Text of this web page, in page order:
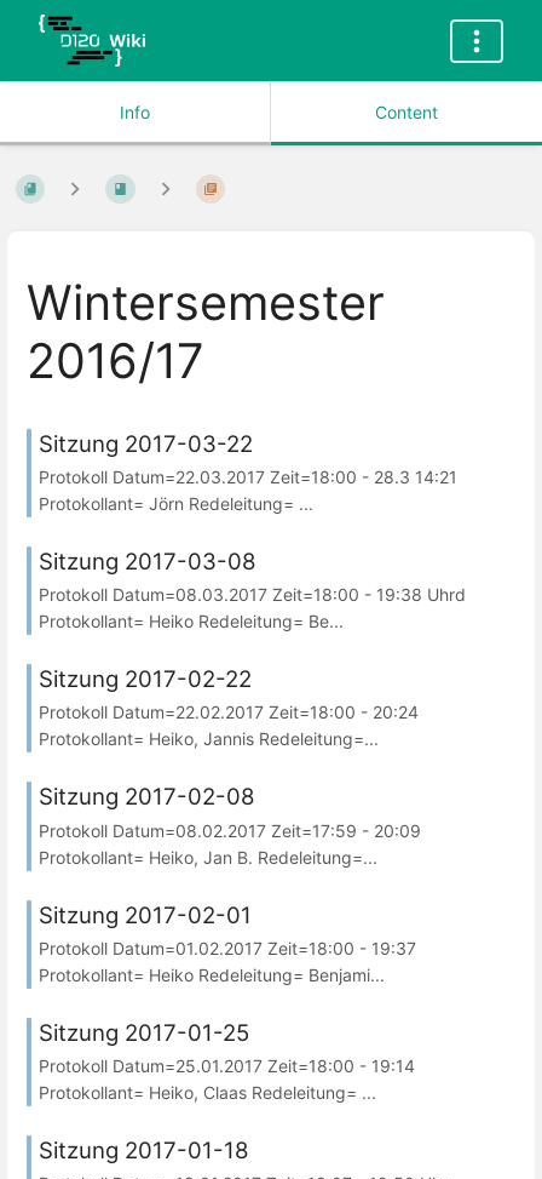
Info Content
Wintersemester
2016/17
Sitzung 2017-03-22
Protokoll Datum=22.03.2017 Zeit=18:00 - 28.3 14:21
Protokollant= Jörn Redeleitung= ...
Sitzung 2017-03-08
Protokoll Datum=08.03.2017 Zeit=18:00 - 19:38 Uhrd
Protokollant= Heiko Redeleitung= Be...
Sitzung 2017-02-22
Protokoll Datum=22.02.2017 Zeit=18:00 - 20:24
Protokollant= Heiko, Jannis Redeleitung=...
Sitzung 2017-02-08
Protokoll Datum=08.02.2017 Zeit=17:59 - 20:09
Protokollant= Heiko, Jan B. Redeleitung=...
Sitzung 2017-02-01
Protokoll Datum=01.02.2017 Zeit=18:00 - 19:37
Protokollant= Heiko Redeleitung= Benjami...
Sitzung 2017-01-25
Protokoll Datum=25.01.2017 Zeit=18:00 - 19:14
Protokollant= Heiko, Claas Redeleitung= ...
Sitzung 2017-01-18